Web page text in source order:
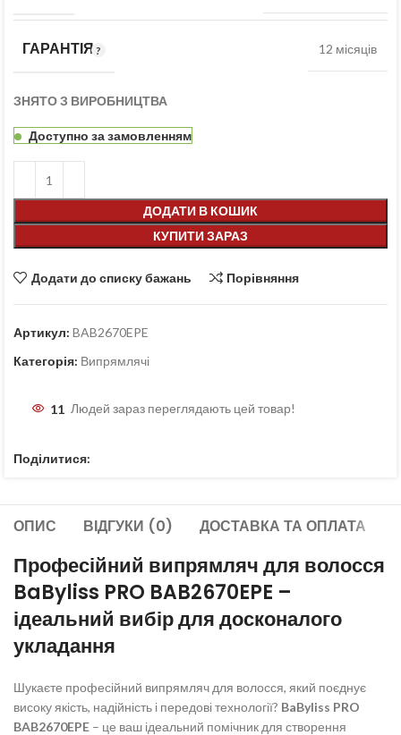
ГАРАНТІЯ 12 місяців
ЗНЯТО З ВИРОБНИЦТВА
Доступно за замовленням
ДОДАТИ В КОШИК
КУПИТИ ЗАРАЗ
Додати до списку бажань Порівняння
Артикул: BAB2670EPE
Категорія: Випрямлячі
11 Людей зараз переглядають цей товар!
Поділитися:
ОПИС ВІДГУКИ (0) ДОСТАВКА ТА ОПЛАТА
Професійний випрямляч для волосся
BaByliss PRO BAB2670EPE –
ідеальний вибір для досконалого
укладання
Шукаєте професійний випрямляч для волосся, який поєднує
високу якість, надійність і передові технології? BaByliss PRO
BAB2670EPE – це ваш ідеальний помічник для створення